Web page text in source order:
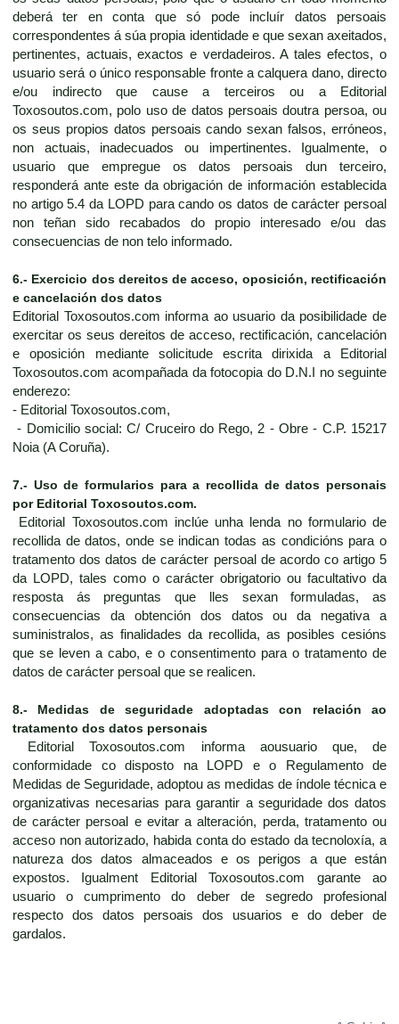
deberá ter en conta que só pode incluír datos persoais
correspondentes á súa propia identidade e que sexan axeitados,
pertinentes, actuais, exactos e verdadeiros. A tales efectos, o
usuario será o único responsable fronte a calquera dano, directo
e/ou indirecto que cause a terceiros ou a Editorial
Toxosoutos.com, polo uso de datos persoais doutra persoa, ou
os seus propios datos persoais cando sexan falsos, erróneos,
non actuais, inadecuados ou impertinentes. Igualmente, o
usuario que empregue os datos persoais dun terceiro,
responderá ante este da obrigación de información establecida
no artigo 5.4 da LOPD para cando os datos de carácter persoal
non teñan sido recabados do propio interesado e/ou das
consecuencias de non telo informado.
6.- Exercicio dos dereitos de acceso, oposición, rectificación
e cancelación dos datos
Editorial Toxosoutos.com informa ao usuario da posibilidade de
exercitar os seus dereitos de acceso, rectificación, cancelación
e oposición mediante solicitude escrita dirixida a Editorial
Toxosoutos.com acompañada da fotocopia do D.N.I no seguinte
enderezo:
- Editorial Toxosoutos.com,
- Domicilio social: C/ Cruceiro do Rego, 2 - Obre - C.P. 15217
Noia (A Coruña).
7.- Uso de formularios para a recollida de datos personais
por Editorial Toxosoutos.com.
Editorial Toxosoutos.com inclúe unha lenda no formulario de
recollida de datos, onde se indican todas as condicións para o
tratamento dos datos de carácter persoal de acordo co artigo 5
da LOPD, tales como o carácter obrigatorio ou facultativo da
resposta ás preguntas que lles sexan formuladas, as
consecuencias da obtención dos datos ou da negativa a
suministralos, as finalidades da recollida, as posibles cesións
que se leven a cabo, e o consentimento para o tratamento de
datos de carácter persoal que se realicen.
8.- Medidas de seguridade adoptadas con relación ao
tratamento dos datos personais
Editorial Toxosoutos.com informa aousuario que, de
conformidade co disposto na LOPD e o Regulamento de
Medidas de Seguridade, adoptou as medidas de índole técnica e
organizativas necesarias para garantir a seguridade dos datos
de carácter persoal e evitar a alteración, perda, tratamento ou
acceso non autorizado, habida conta do estado da tecnoloxía, a
natureza dos datos almaceados e os perigos a que están
expostos. Igualment Editorial Toxosoutos.com garante ao
usuario o cumprimento do deber de segredo profesional
respecto dos datos persoais dos usuarios e do deber de
gardalos.